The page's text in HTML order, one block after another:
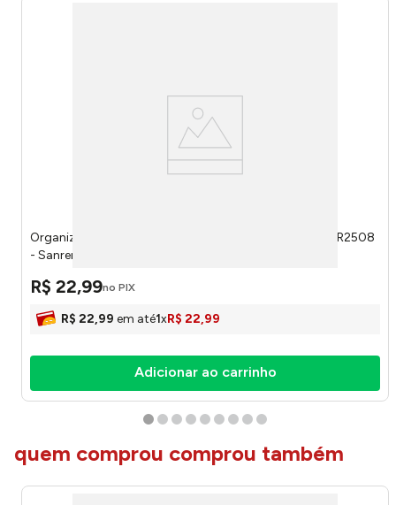
Organizador Multiuso Plástico Transparente 8 Litros SR2508
- Sanremo
R$ 22,99no PIX
R$ 22,99 em até1xR$ 22,99
Adicionar ao carrinho
quem comprou comprou também